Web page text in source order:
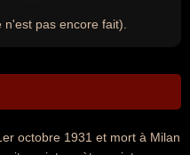
pas encore fait).
octobre 1931 et mort à Milan